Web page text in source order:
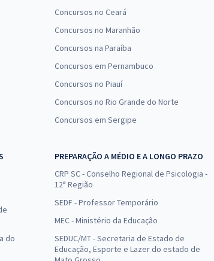
Concursos no Ceará
Concursos no Maranhão
Concursos na Paraíba
Concursos em Pernambuco
Concursos no Piauí
Concursos no Rio Grande do Norte
Concursos em Sergipe
do
PREPARAÇÃO A MÉDIO E A LONGO PRAZO
CRP SC - Conselho Regional de Psicologia -
12ª Região
SEDF - Professor Temporário
MEC - Ministério da Educação
SEDUC/MT - Secretaria de Estado de
Educação, Esporte e Lazer do estado de